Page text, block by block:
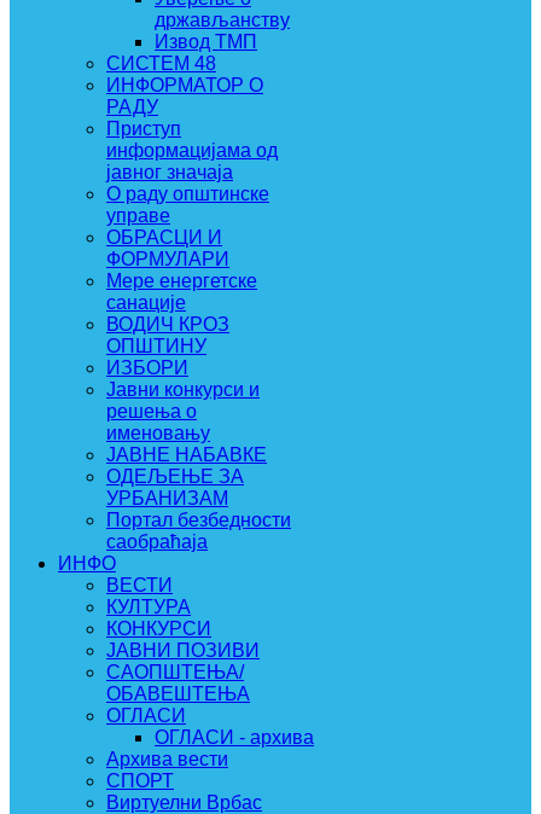
држављанству
Извод ТМП
СИСТЕМ 48
ИНФОРМАТОР О
РАДУ
Приступ
информацијама од
јавног значаја
О раду општинске
управе
ОБРАСЦИ И
ФОРМУЛАРИ
Мере енергетске
санације
ВОДИЧ КРОЗ
ОПШТИНУ
ИЗБОРИ
Јавни конкурси и
решења о
именовању
ЈАВНЕ НАБАВКЕ
ОДЕЉЕЊЕ ЗА
УРБАНИЗАМ
Портал безбедности
саобраћаја
ИНФО
ВЕСТИ
КУЛТУРА
КОНКУРСИ
ЈАВНИ ПОЗИВИ
САОПШТЕЊА/
ОБАВЕШТЕЊА
ОГЛАСИ
ОГЛАСИ - архива
Архива вести
СПОРТ
Виртуелни Врбас